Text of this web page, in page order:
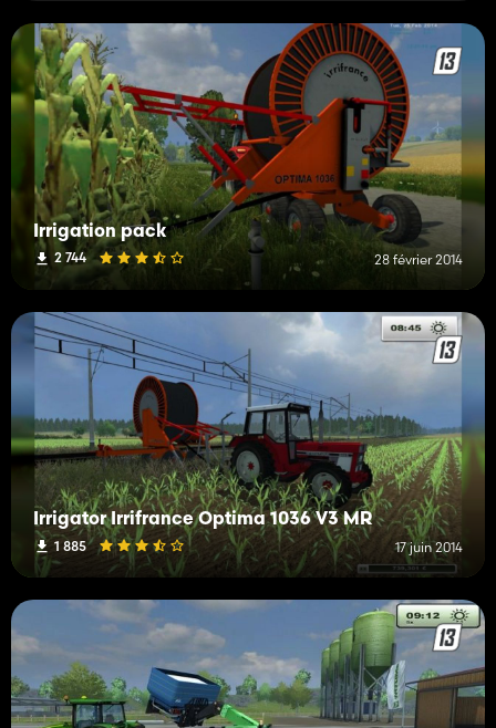
Irrigation pack
2 744 28 février 2014
Irrigator Irrifrance Optima 1036 V3 MR
1 885 17 juin 2014